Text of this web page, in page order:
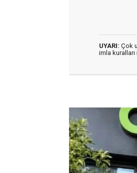
UYARI: Çok
imla